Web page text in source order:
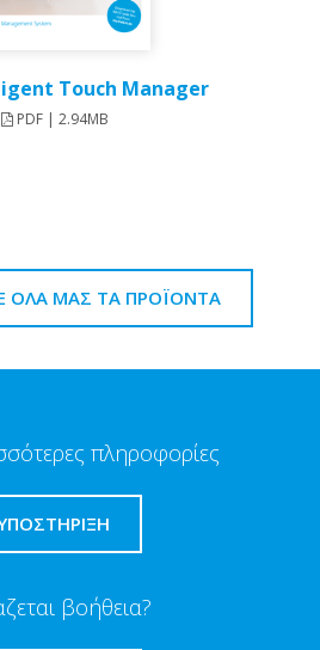
Touch Manager
PDF | 2.94MB
ΟΛΑ ΜΑΣ ΤΑ ΠΡΟΪΟΝΤΑ
πληροφορίες
βοήθεια?